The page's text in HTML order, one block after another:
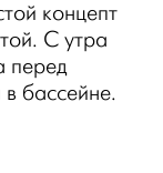
концепт
С утра
перед
бассейне.